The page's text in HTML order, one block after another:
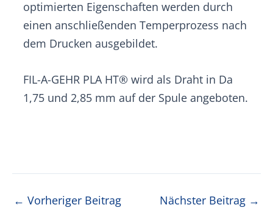
optimierten Eigenschaften werden durch
einen anschließenden Temperprozess nach
dem Drucken ausgebildet.
FIL-A-GEHR PLA HT® wird als Draht in Da
1,75 und 2,85 mm auf der Spule angeboten.
Beitragsnavigation
← Vorheriger Beitrag Nächster Beitrag →